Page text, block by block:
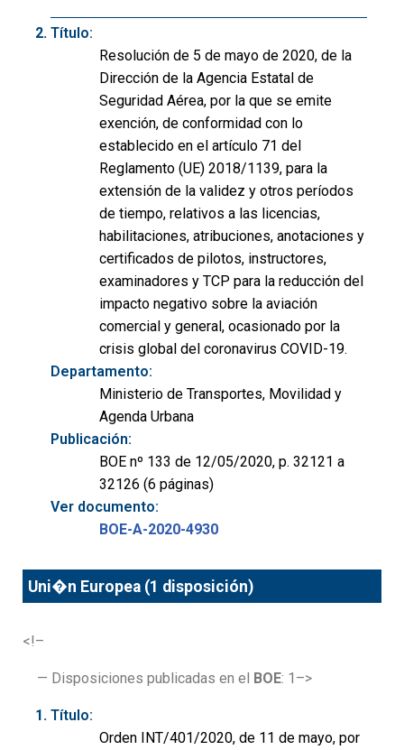
Título:
Resolución de 5 de mayo de 2020, de la
Dirección de la Agencia Estatal de
Seguridad Aérea, por la que se emite
exención, de conformidad con lo
establecido en el artículo 71 del
Reglamento (UE) 2018/1139, para la
extensión de la validez y otros períodos
de tiempo, relativos a las licencias,
habilitaciones, atribuciones, anotaciones y
certificados de pilotos, instructores,
examinadores y TCP para la reducción del
impacto negativo sobre la aviación
comercial y general, ocasionado por la
crisis global del coronavirus COVID-19.
Departamento:
Ministerio de Transportes, Movilidad y
Agenda Urbana
Publicación:
BOE nº 133 de 12/05/2020, p. 32121 a
32126 (6 páginas)
Ver documento:
BOE-A-2020-4930
Uni�n Europea (1 disposición)
<!–
— Disposiciones publicadas en el BOE: 1–>
Título:
Orden INT/401/2020, de 11 de mayo, por